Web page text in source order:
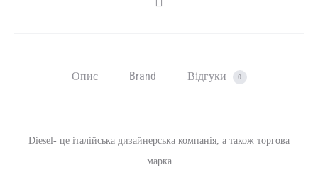
Опис Brand Відгуки 0
Diesel- це італійська дизайнерська компанія, а також торгова
марка